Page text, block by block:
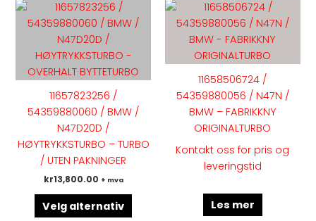
11657823256 /
54359880060 / BMW /
N47D20D /
HØYTRYKKSTURBO – TURBO
/ UTEN PAKNINGER
kr13,800.00 + mva
Velg alternativ
produktet
varianter.
Alternativene
kan
velges
produktsiden
11658506724 /
54359880056 / N47N /
BMW – FABRIKKNY
ORIGINALTURBO
Kontakt oss for pris og
leveringstid
Les mer